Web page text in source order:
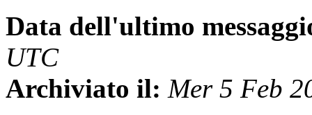
Data dell'ultimo
UTC
Archiviato il: Mer 5 Feb